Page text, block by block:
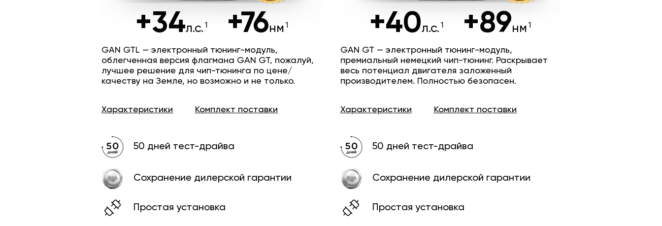
+40л.с. +89нм
GAN GT — электронный тюнинг-модуль,
премиальный немецкий чип-тюнинг. Раскрывает
весь потенциал двигателя заложенный
производителем. Полностью безопасен.
Характеристики Комплект поставки
50 дней тест-драйва
Сохранение дилерской гарантии
Простая установка
+34л.с. +76нм
GAN GTL — электронный тюнинг-модуль,
облегченная версия флагмана GAN GT, пожалуй,
лучшее решение для чип-тюнинга по цене/
качеству на Земле, но возможно и не только.
Характеристики Комплект поставки
50 дней тест-драйва
Сохранение дилерской гарантии
Простая установка